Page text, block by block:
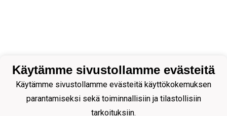
Käytämme sivustollamme evästeitä
Käytämme sivustollamme evästeitä käyttökokemuksen
parantamiseksi sekä toiminnallisiin ja tilastollisiin
tarkoituksiin.